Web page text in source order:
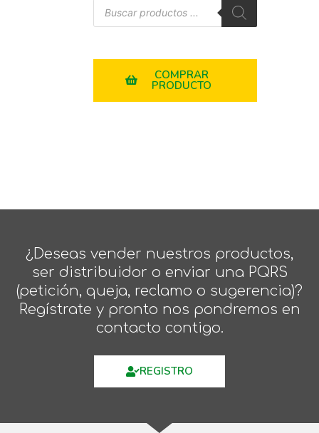
COMPRAR
PRODUCTO
¿Deseas vender nuestros productos,
ser distribuidor o enviar una PQRS
(petición, queja, reclamo o sugerencia)?
Regístrate y pronto nos pondremos en
contacto contigo.
REGISTRO